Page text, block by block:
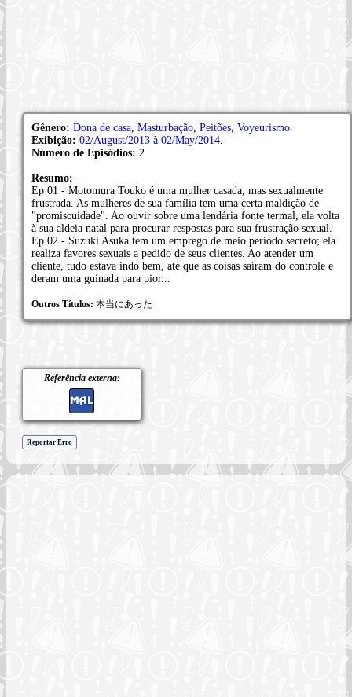
Gênero: Dona de casa Masturbação Peitões Voyeurismo
Exibição: 02/August/2013 à 02/May/2014
Número de Episódios: 2
Resumo:
Ep 01 - Motomura Touko é uma mulher casada, mas sexualmente
frustrada. As mulheres de sua família tem uma certa maldição de
"promiscuidade". Ao ouvir sobre uma lendária fonte termal, ela volta
à sua aldeia natal para procurar respostas para sua frustração sexual.
Ep 02 - Suzuki Asuka tem um emprego de meio período secreto; ela
realiza favores sexuais a pedido de seus clientes. Ao atender um
cliente, tudo estava indo bem, até que as coisas saíram do controle e
deram uma guinada para pior...
Outros Títulos: 本当にあった
Referência externa:
Reportar Erro